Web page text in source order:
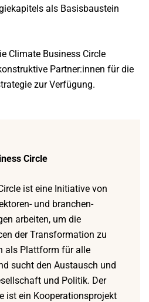
als Basisbaustein
Climate Business Circle
Partner:innen für die
zur Verfügung.
Circle
ist eine Initiative von
und branchen-
arbeiten, um die
der Transformation zu
als Plattform für alle
sucht den Austausch und
und Politik. Der
ist ein Kooperationsprojekt